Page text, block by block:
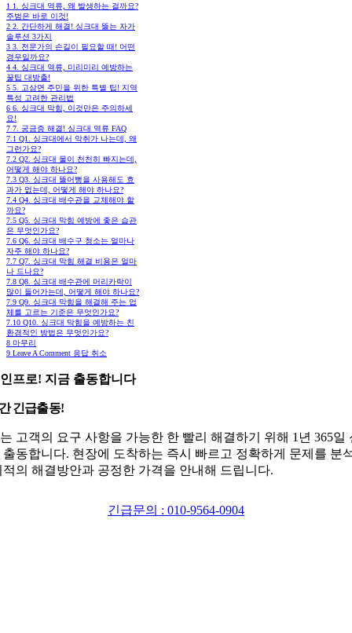
1 1. 싱크대 역류, 왜 발생하는 걸까요?
주범은 바로 이것!
2 2. 간단하게 해결! 싱크대 뚫는 자가
솔루션 3가지
3 3. 전문가의 손길이 필요할 때! 어떤
경우일까요?
4 4. 싱크대 역류, 미리미리 예방하는
꿀팁 대방출!
5 5. 고삼면 주민을 위한 특별 팁! 지역
특성 고려한 관리법
6 6. 싱크대 막힘, 이것만은 주의하세
요!
7 7. 궁금증 해결! 싱크대 역류 FAQ
7.1 Q1. 싱크대에서 악취가 나는데, 왜
그런가요?
7.2 Q2. 싱크대 물이 천천히 빠지는데,
어떻게 해야 하나요?
7.3 Q3. 싱크대 뚫어뻥을 사용해도 효
과가 없는데, 어떻게 해야 하나요?
7.4 Q4. 싱크대 배수관을 교체해야 할
까요?
7.5 Q5. 싱크대 막힘 예방에 좋은 습관
은 무엇인가요?
7.6 Q6. 싱크대 배수구 청소는 얼마나
자주 해야 하나요?
7.7 Q7. 싱크대 막힘 해결 비용은 얼마
나 드나요?
7.8 Q8. 싱크대 배수관에 머리카락이
많이 들어가는데, 어떻게 해야 하나요?
7.9 Q9. 싱크대 막힘을 해결해 주는 업
체를 고르는 기준은 무엇인가요?
7.10 Q10. 싱크대 막힘을 예방하는 친
환경적인 방법은 무엇인가요?
8 마무리
9 Leave A Comment 응답 취소
프로! 지금 출동합니다
긴급출동!
고객의 요구 사항을 가능한 한 빨리 해결하기 위해 1년 365일
출동합니다. 현장에 도착하는 즉시 빠르고 정확하게 문제를 분
적의 해결방안과 공정한 가격을 안내해 드립니다.
긴급문의 : 010-9564-0904